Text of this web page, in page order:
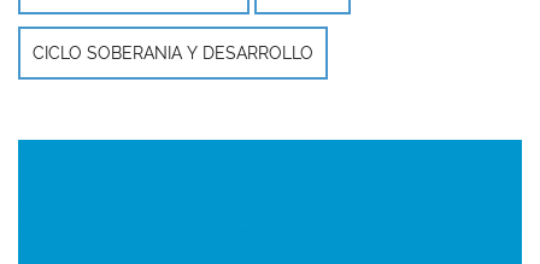
CICLO SOBERANIA Y DESARROLLO